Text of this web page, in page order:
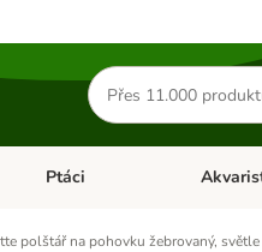
Hledat
produkty
Otevřít menu: Malá zvířata
Ptáci Otevřít
polštář na pohovku žebrovaný,